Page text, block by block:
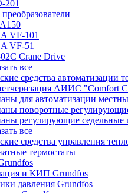
201
VF-101
VF-51
Crane Drive
все
средства автоматизации
АИИС "Comfort
для автоматизации
поворотные
регулирующие
все
средства управления
термостаты
и КИП Grundfos
давления Grundfos